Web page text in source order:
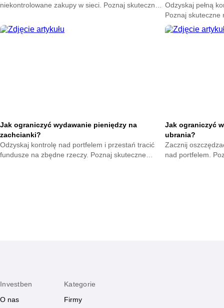
niekontrolowane zakupy w sieci. Poznaj skuteczne
przycisku kup teraz.
Odzyskaj pełną
Poznaj skuteczne
nagłych
oszczędności już
Jak ograniczyć wydawanie pieniędzy na
zachcianki?
Odzyskaj kontrolę nad portfelem i przestań tracić
fundusze na zbędne rzeczy. Poznaj skuteczne
Jak ograniczyć
ubrania?
Zacznij
nad portfelem.
Investben
O nas
Kategorie
Firmy